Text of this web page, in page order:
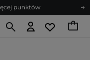
punktów
porad